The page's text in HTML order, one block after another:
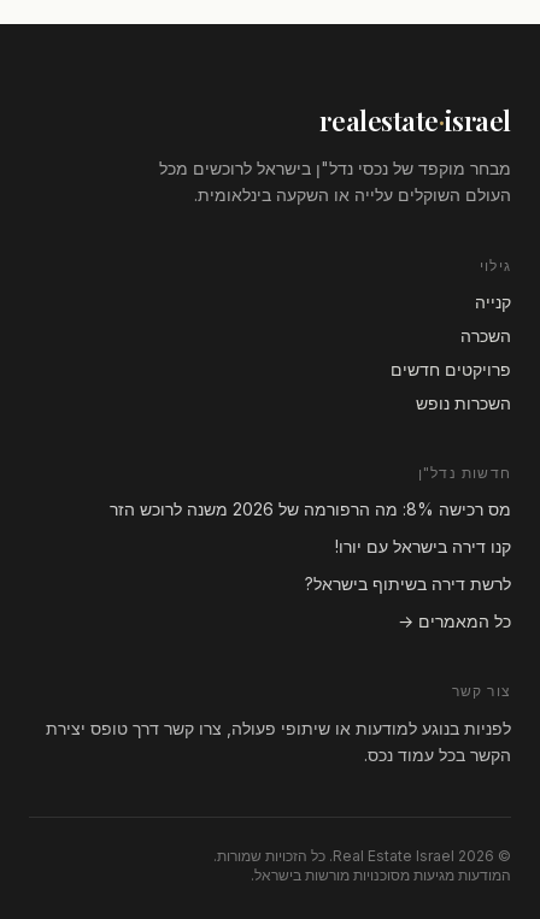
realestate·israel
מבחר מוקפד של נכסי נדל"ן בישראל לרוכשים מכל
העולם השוקלים עלייה או השקעה בינלאומית.
גילוי
קנייה
השכרה
פרויקטים חדשים
השכרות נופש
חדשות נדל"ן
מס רכישה 8%: מה הרפורמה של 2026 משנה לרוכש הזר
קנו דירה בישראל עם יורו!
לרשת דירה בשיתוף בישראל?
כל המאמרים →
צור קשר
לפניות בנוגע למודעות או שיתופי פעולה, צרו קשר דרך טופס יצירת
הקשר בכל עמוד נכס.
© 2026 Real Estate Israel. כל הזכויות שמורות.
המודעות מגיעות מסוכנויות מורשות בישראל.